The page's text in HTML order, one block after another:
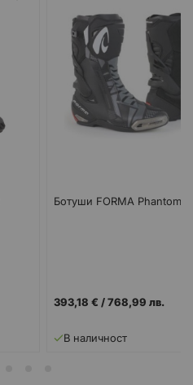
Ботуши FORMA Phantom
393,18 € /768,99 лв.
В наличност